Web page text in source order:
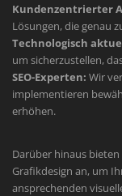
Kundenzentrierter
Lösungen, die genau
Technologisch
um sicherzustellen,
SEO-Experten: Wir
implementieren
erhöhen.
Darüber hinaus
Grafikdesign an, um
ansprechenden